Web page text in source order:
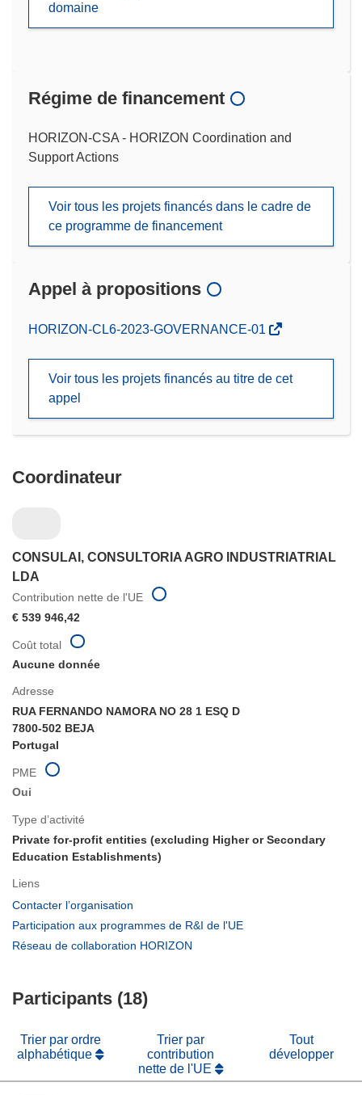
domaine
Régime de financement
HORIZON-CSA - HORIZON Coordination and
Support Actions
Voir tous les projets financés dans le cadre de
ce programme de financement
Appel à propositions
(s’ouvre
nouvelle
fenêtre)
HORIZON-CL6-2023-GOVERNANCE-01
Voir tous les projets financés au titre de cet
appel
Coordinateur
CONSULAI, CONSULTORIA AGRO INDUSTRIATRIAL
LDA
Contribution nette de l'UE
€ 539 946,42
Adresse
RUA FERNANDO NAMORA NO 28 1 ESQ D
7800-502 BEJA
Portugal
PME
Oui
Type d’activité
Private for-profit entities (excluding Higher or Secondary
Education Establishments)
Liens
Contacter l’organisation
dans
Participation aux programmes de R&I de l'UE
Réseau de collaboration HORIZON
Coût total
Aucune donnée
Participants (18)
Trier par ordre
alphabétique
Trier par
contribution
nette de l'UE
Tout
développer